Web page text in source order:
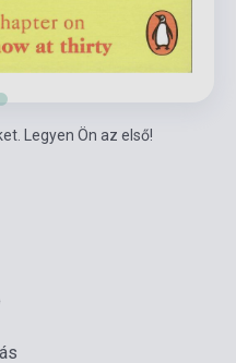
Legyen Ön az első!